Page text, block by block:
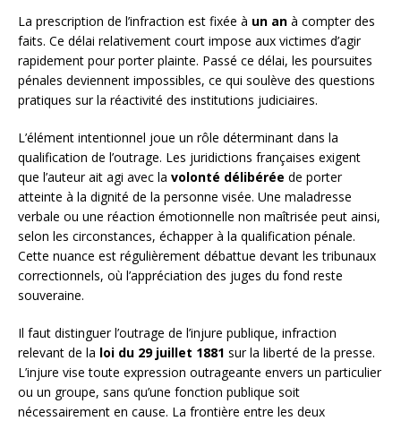
La prescription de l’infraction est fixée à un an à compter des
faits. Ce délai relativement court impose aux victimes d’agir
rapidement pour porter plainte. Passé ce délai, les poursuites
pénales deviennent impossibles, ce qui soulève des questions
pratiques sur la réactivité des institutions judiciaires.
L’élément intentionnel joue un rôle déterminant dans la
qualification de l’outrage. Les juridictions françaises exigent
que l’auteur ait agi avec la volonté délibérée de porter
atteinte à la dignité de la personne visée. Une maladresse
verbale ou une réaction émotionnelle non maîtrisée peut ainsi,
selon les circonstances, échapper à la qualification pénale.
Cette nuance est régulièrement débattue devant les tribunaux
correctionnels, où l’appréciation des juges du fond reste
souveraine.
Il faut distinguer l’outrage de l’injure publique, infraction
relevant de la loi du 29 juillet 1881 sur la liberté de la presse.
L’injure vise toute expression outrageante envers un particulier
ou un groupe, sans qu’une fonction publique soit
nécessairement en cause. La frontière entre les deux